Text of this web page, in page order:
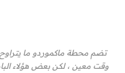
وقت معين ، لكن بعض هؤلاء